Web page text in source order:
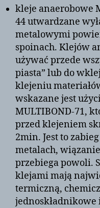
kleje anaerobowe
44 utwardzane
metalowymi
spoinach. Klejów
używać przede
piasta” lub do
klejeniu
wskazane jest
MULTIBOND-71,
przed klejeniem
2min. Jest to
metalach,
przebiega powoli.
klejami mają
termiczną,
jednoskładnikowe